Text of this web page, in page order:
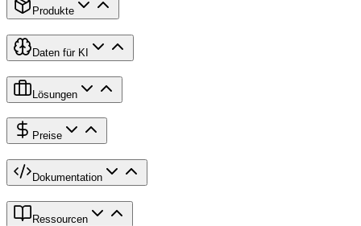
Produkte
Daten für KI
Lösungen
Preise
Dokumentation
Ressourcen